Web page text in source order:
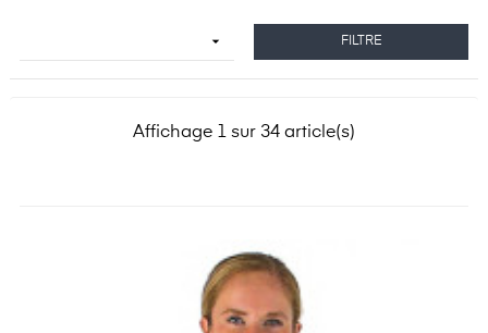
 FILTRE
Affichage 1 sur 34 article(s)